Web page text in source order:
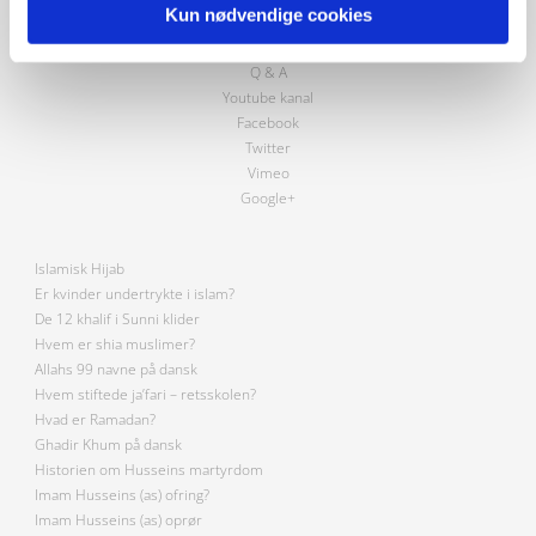
Kun nødvendige cookies
Profeter
Videoer
Q & A
Youtube kanal
Facebook
Twitter
Vimeo
Google+
Islamisk Hijab
Er kvinder undertrykte i islam?
De 12 khalif i Sunni klider
Hvem er shia muslimer?
Allahs 99 navne på dansk
Hvem stiftede ja’fari – retsskolen?
Hvad er Ramadan?
Ghadir Khum på dansk
Historien om Husseins martyrdom
Imam Husseins (as) ofring?
Imam Husseins (as) oprør